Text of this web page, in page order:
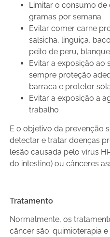
Limitar o consumo de
gramas por semana
Evitar comer carne
salsicha, linguiça,
peito de peru,
Evitar a exposição ao
sempre proteção
barraca e protetor
Evitar a exposição a
trabalho
E o objetivo da prevenção
detectar e tratar doenças
lesão causada pelo vírus
do intestino) ou cânceres
Tratamento
Normalmente, os
câncer são: quimioterapia